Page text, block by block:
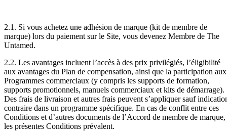
2.1. Si vous achetez une adhésion de marque (kit de membre de
marque) lors du paiement sur le Site, vous devenez Membre de The
Untamed.
2.2. Les avantages incluent l’accès à des prix privilégiés, l’éligibilité
aux avantages du Plan de compensation, ainsi que la participation aux
Programmes commerciaux (y compris les supports de formation,
supports promotionnels, manuels commerciaux et kits de démarrage).
Des frais de livraison et autres frais peuvent s’appliquer sauf
contraire dans un programme spécifique. En cas de conflit entre ces
Conditions et d’autres documents de l’Accord de membre de marque,
les présentes Conditions prévalent.